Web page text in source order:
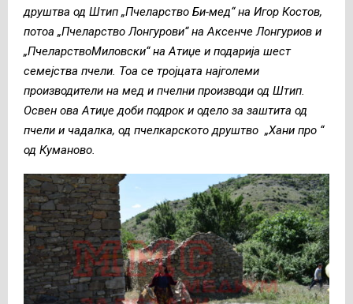
друштва од Штип „Пчеларство Би-мед“ на Игор Костов,
потоа „Пчеларство Лонгурови“ на Аксенче Лонгуриов и
„ПчеларствоМиловски“ на Атиџе и подарија шест
семејства пчели. Тоа се тројцата најголеми
производители на мед и пчелни производи од Штип.
Освен ова Атиџе доби подрок и одело за заштита од
пчели и чадалка, од пчелкарското друштво „Хани про “
од Куманово.